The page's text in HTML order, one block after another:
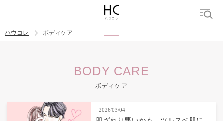
ハウコレ ボディケア
BODY CARE
ボディケア
2026/03/04